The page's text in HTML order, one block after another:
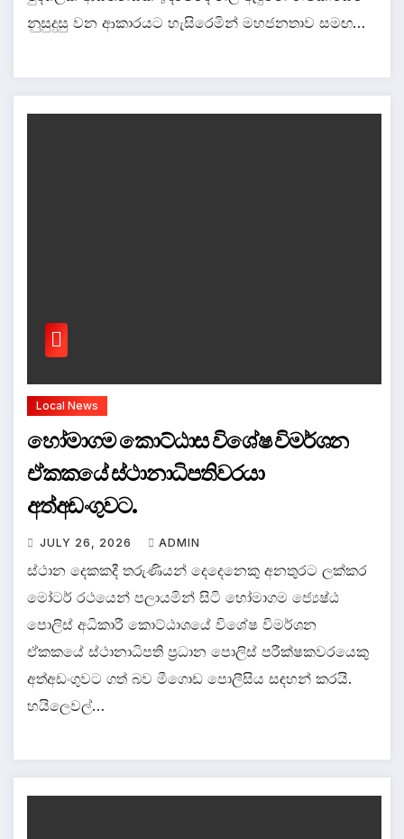
නුසුදුසු වන ආකාරයට හැසිරෙමින් මහජනතාව සමඟ…
Local News
හෝමාගම කොට්ඨාස විශේෂ විමර්ශන
ඒකකයේ ස්ථානාධිපතිවරයා
අත්අඩංගුවට.
JULY 26, 2026 ADMIN
ස්ථාන දෙකකදී තරුණියන් දෙදෙනෙකු අනතුරට ලක්කර
මෝටර් රථයෙන් පලායමින් සිටි හෝමාගම ජ්‍යෙෂ්ඨ
පොලිස් අධිකාරී කොට්ඨාශයේ විශේෂ විමර්ශන
ඒකකයේ ස්ථානාධිපති ප්‍රධාන පොලිස් පරීක්ෂකවරයෙකු
අත්අඩංගුවට ගත් බව මීගොඩ පොලීසිය සඳහන් කරයි.
හයිලෙවල්…